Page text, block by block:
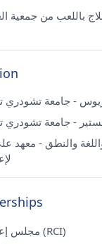
باللعب من جمعية
- جامعة تشودري
- جامعة تشودري
والنطق - معهد
مجلس إعادة التأهيل في الهند (RCI)